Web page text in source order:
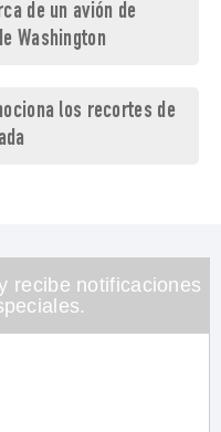
de un avión de
Washington
los recortes de
recibe notificaciones